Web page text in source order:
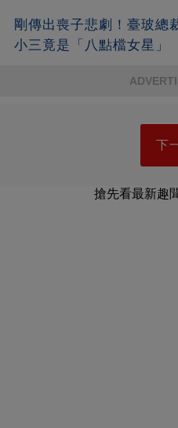
剛傳出喪子悲劇！臺玻總
小三竟是「八點檔女星」
下
搶先看最新趣